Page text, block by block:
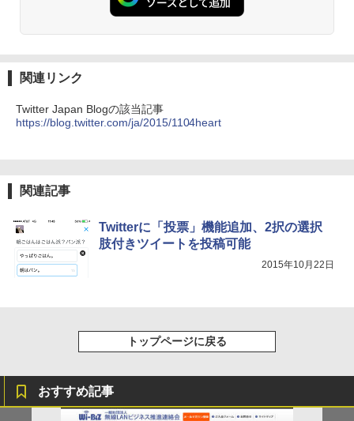
関連リンク
Twitter Japan Blogの該当記事
https://blog.twitter.com/ja/2015/1104heart
関連記事
Twitterに「投票」機能追加、2択の選択
肢付きツイートを投稿可能
2015年10月22日
トップページに戻る
おすすめ記事